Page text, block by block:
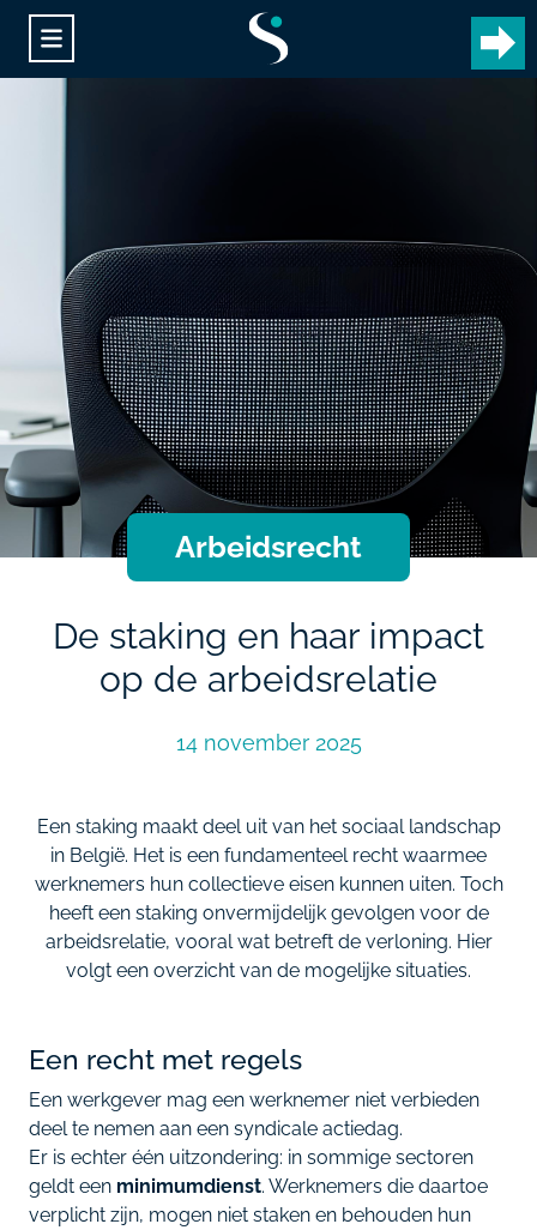
Arbeidsrecht
De staking en haar impact
op de arbeidsrelatie
14 november 2025
Een staking maakt deel uit van het sociaal landschap
in België. Het is een fundamenteel recht waarmee
werknemers hun collectieve eisen kunnen uiten. Toch
heeft een staking onvermijdelijk gevolgen voor de
arbeidsrelatie, vooral wat betreft de verloning. Hier
volgt een overzicht van de mogelijke situaties.
Een recht met regels
Een werkgever mag een werknemer niet verbieden
deel te nemen aan een syndicale actiedag.
Er is echter één uitzondering: in sommige sectoren
geldt een minimumdienst. Werknemers die daartoe
verplicht zijn, mogen niet staken en behouden hun